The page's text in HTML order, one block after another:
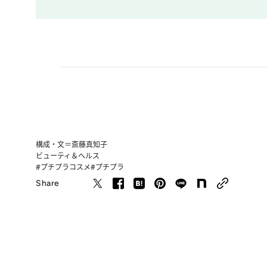
構成・文＝斎藤真知子
ビューティ＆ヘルス
#プチプラコスメ#プチプラ
Share